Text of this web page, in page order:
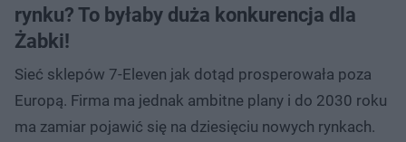
rynku? To byłaby duża konkurencja dla
Żabki!
Sieć sklepów 7-Eleven jak dotąd prosperowała poza
Europą. Firma ma jednak ambitne plany i do 2030 roku
ma zamiar pojawić się na dziesięciu nowych rynkach.